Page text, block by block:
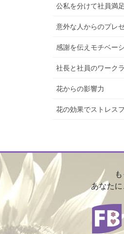
公私を分けて社員満
意外な人からのプレ
感謝を伝えモチベー
社長と社員のワーク
花からの影響力
花の効果でストレス
あなた